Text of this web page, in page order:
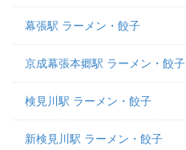
幕張駅 ラーメン・餃子
京成幕張本郷駅 ラーメン・餃子
検見川駅 ラーメン・餃子
新検見川駅 ラーメン・餃子